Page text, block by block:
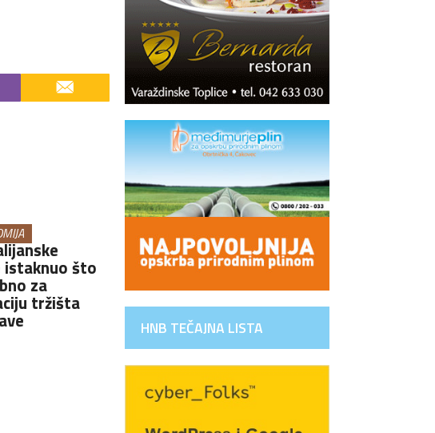
istaknuo što
za
tržišta
HNB TEČAJNA LISTA